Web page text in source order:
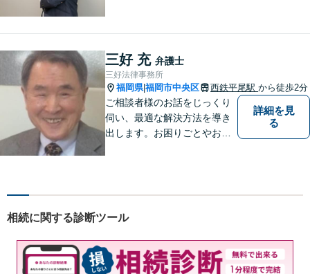
せたオーダーメイド対応を心
がけています。
三好 充 弁護士
三好法律事務所
福岡県|福岡市中央区 西鉄平尾駅 から徒歩2分
ご相談者様のお話をじっくり
伺い、最適な解決方法を導き
出します。お困りごとやお悩
詳細を見
る
相続に関する診断ツール